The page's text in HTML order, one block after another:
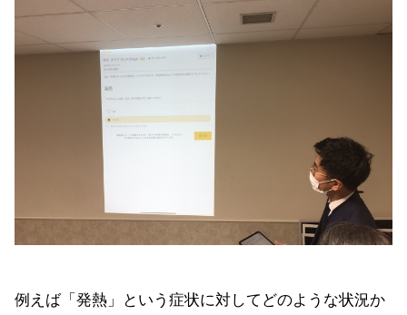
例えば「発熱」という症状に対してどのような状況か